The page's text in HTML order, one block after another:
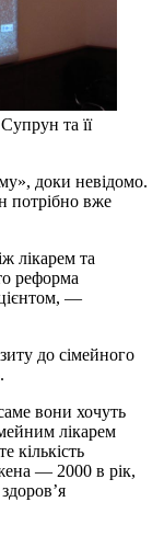
та її
доки невідомо.
потрібно вже
лікарем та
реформа
—
до сімейного
вони хочуть
лікарем
кількість
— 2000 в рік,